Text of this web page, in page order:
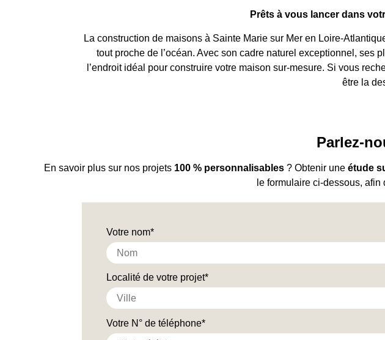
Prêts à vous lancer dans
La construction de maisons à Sainte Marie sur Mer en Loire-
tout proche de l’océan. Avec son cadre naturel exceptionnel, ses
l’endroit idéal pour construire votre maison sur-mesure. Si vous
être la
Parlez-
En savoir plus sur nos projets 100 % personnalisables? Obtenir une étude
le formulaire ci-dessous, afin
Votre nom*
Localité de votre projet*
Votre N° de téléphone*